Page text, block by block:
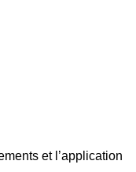
et l’application